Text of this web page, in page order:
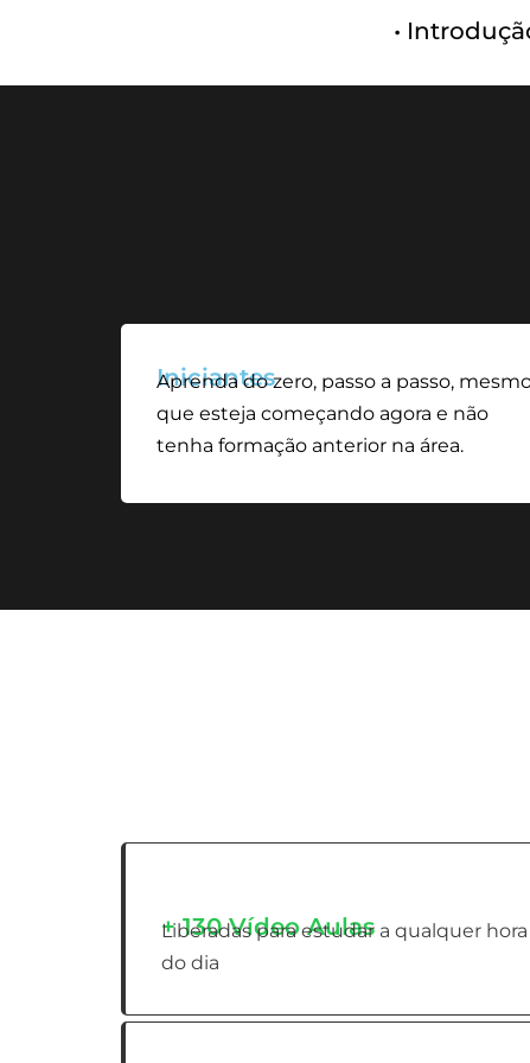
•
Iniciantes
Aprenda do zero, passo a passo,
que esteja começando agora e não
tenha formação anterior na área.
+ 130 Vídeo Aulas
Liberadas para estudar a qualquer hora
do dia